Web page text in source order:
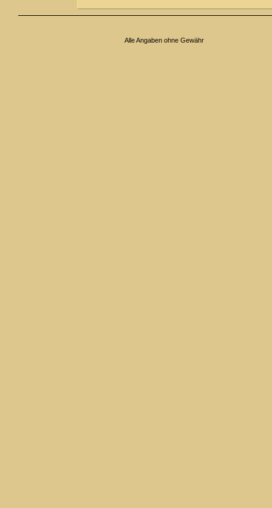
Alle Angaben ohne Gewähr